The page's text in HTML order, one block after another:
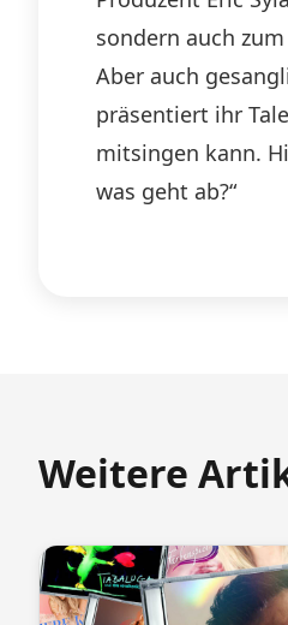
sondern auch
Aber auch
präsentiert ihr
mitsingen kann.
was geht ab?“
Weitere